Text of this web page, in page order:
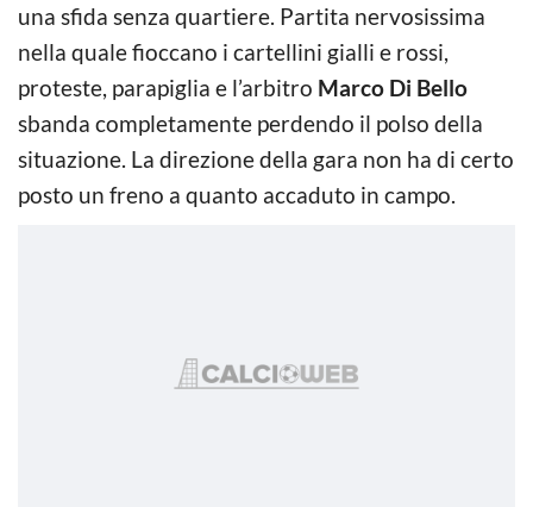
una sfida senza quartiere. Partita nervosissima
nella quale fioccano i cartellini gialli e rossi,
proteste, parapiglia e l’arbitro Marco Di Bello
sbanda completamente perdendo il polso della
situazione. La direzione della gara non ha di certo
posto un freno a quanto accaduto in campo.